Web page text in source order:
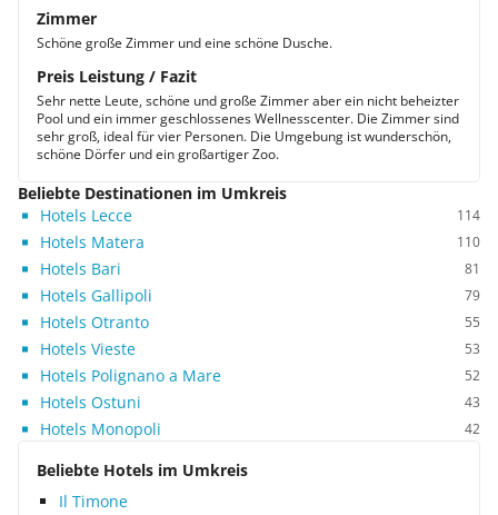
Zimmer
Schöne große Zimmer und eine schöne Dusche.
Preis Leistung / Fazit
Sehr nette Leute, schöne und große Zimmer aber ein nicht beheizter
Pool und ein immer geschlossenes Wellnesscenter. Die Zimmer sind
sehr groß, ideal für vier Personen. Die Umgebung ist wunderschön,
schöne Dörfer und ein großartiger Zoo.
Beliebte Destinationen im Umkreis
Hotels Lecce
114
Hotels Matera 110
Hotels Bari 81
Hotels Gallipoli 79
Hotels Otranto 55
Hotels Vieste 53
Hotels Polignano a Mare 52
Hotels Ostuni 43
Hotels Monopoli 42
Beliebte Hotels im Umkreis
Il Timone